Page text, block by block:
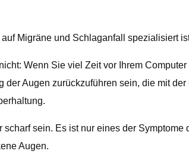
Migräne und Schlaganfall spezialisiert
Wenn Sie viel Zeit vor Ihrem
Augen zurückzuführen sein, die mit
sein. Es ist nur eines der
Augen.